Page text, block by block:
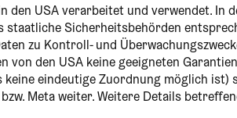
USA verarbeitet und verwendet. In
Sicherheitsbehörden
zu Kontroll- und
den USA keine geeigneten
eindeutige Zuordnung möglich ist)
Meta weiter. Weitere Details